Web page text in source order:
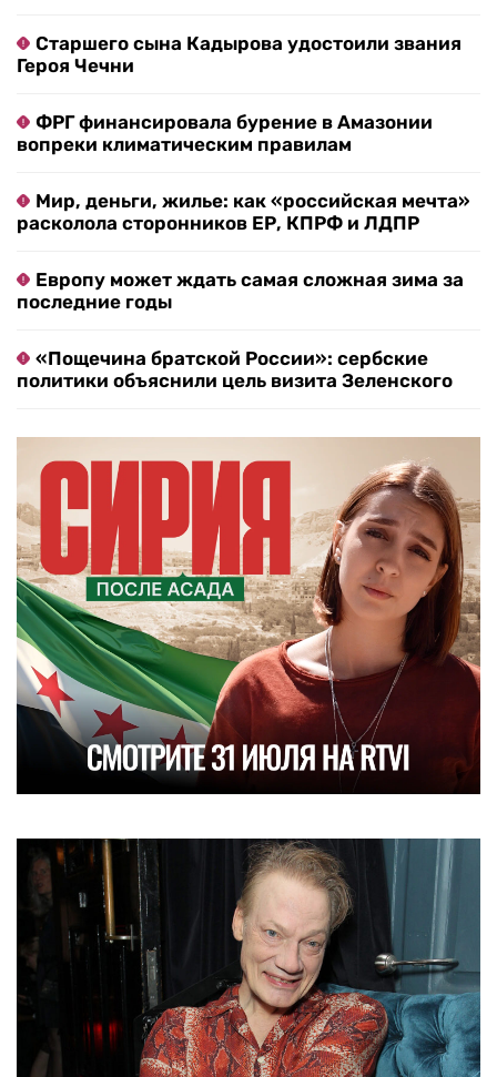
Старшего сына Кадырова удостоили звания
Героя Чечни
ФРГ финансировала бурение в Амазонии
вопреки климатическим правилам
Мир, деньги, жилье: как «российская мечта»
расколола сторонников ЕР, КПРФ и ЛДПР
Европу может ждать самая сложная зима за
последние годы
«Пощечина братской России»: сербские
политики объяснили цель визита Зеленского